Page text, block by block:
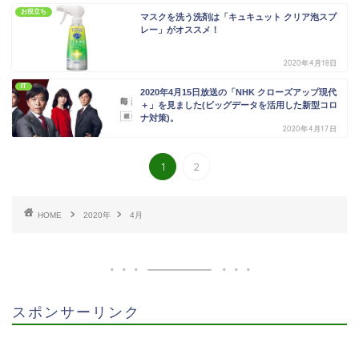
お役立ち
マスクを洗う洗剤は「キュキュット クリア泡スプ
レー」がオススメ！
2020年4月18日
IT
2020年4月15日放送の「NHK クローズアップ現代
＋」を見ました(ビッグデータを活用した新型コロ
ナ対策)。
2020年4月17日
1 2
HOME 2020年 4月
スポンサーリンク